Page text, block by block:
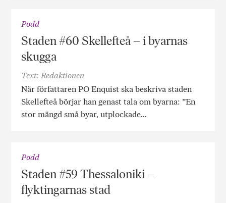
Podd
Staden #60 Skellefteå – i byarnas
skugga
Text: Redaktionen
När författaren PO Enquist ska beskriva staden
Skellefteå börjar han genast tala om byarna: ”En
stor mängd små byar, utplockade…
Podd
Staden #59 Thessaloniki –
flyktingarnas stad